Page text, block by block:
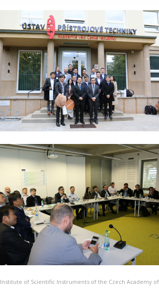
Institute of Scientific Instruments of the Czech Academy